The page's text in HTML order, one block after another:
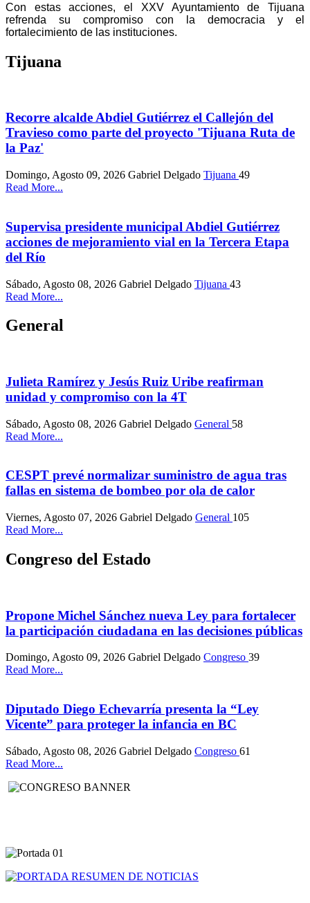
Con estas acciones, el XXV Ayuntamiento de Tijuana
refrenda su compromiso con la democracia y el
fortalecimiento de las instituciones.
Tijuana
Recorre alcalde Abdiel Gutiérrez el Callejón del
Travieso como parte del proyecto 'Tijuana Ruta de
la Paz'
Domingo, Agosto 09, 2026 Gabriel Delgado Tijuana 49
Read More...
Supervisa presidente municipal Abdiel Gutiérrez
acciones de mejoramiento vial en la Tercera Etapa
del Río
Sábado, Agosto 08, 2026 Gabriel Delgado Tijuana 43
Read More...
General
Julieta Ramírez y Jesús Ruiz Uribe reafirman
unidad y compromiso con la 4T
Sábado, Agosto 08, 2026 Gabriel Delgado General 58
Read More...
CESPT prevé normalizar suministro de agua tras
fallas en sistema de bombeo por ola de calor
Viernes, Agosto 07, 2026 Gabriel Delgado General 105
Read More...
Congreso del Estado
Propone Michel Sánchez nueva Ley para fortalecer
la participación ciudadana en las decisiones públicas
Domingo, Agosto 09, 2026 Gabriel Delgado Congreso 39
Read More...
Diputado Diego Echevarría presenta la “Ley
Vicente” para proteger la infancia en BC
Sábado, Agosto 08, 2026 Gabriel Delgado Congreso 61
Read More...